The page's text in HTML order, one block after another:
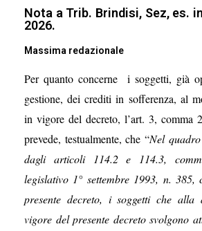
immediata
Nota a Trib. Brindisi, Sez, es.
2026.
Massima redazionale
Per quanto concerne i soggetti, già
gestione, dei crediti in sofferenza, al
in vigore del decreto, l’art. 3, comma
prevede, testualmente, che “Nel
dagli articoli 114.2 e 114.3,
legislativo 1° settembre 1993, n. 385,
presente decreto, i soggetti che
vigore del presente decreto svolgono